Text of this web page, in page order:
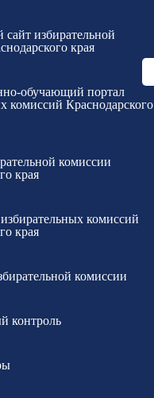
избирательной
края
обучающий портал
комиссий Краснодарского
комиссии
края
комиссий
края
комиссии
контроль